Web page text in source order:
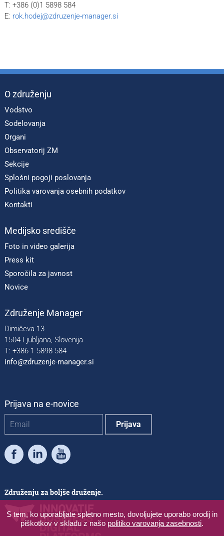
S tem, ko uporabljate spletno mesto, dovoljujete uporabo orodij in
piškotkov v skladu z našo politiko varovanja zasebnosti.
T: +386 (0)1 5898 584
E: rok.hodej@zdruzenje-manager.si
O združenju
Vodstvo
Sodelovanja
Organi
Observatorij ZM
Sekcije
Splošni pogoji poslovanja
Politika varovanja osebnih podatkov
Kontakti
Medijsko središče
Foto in video galerija
Press kit
Sporočila za javnost
Novice
Združenje Manager
Dimičeva 13
1504 Ljubljana, Slovenija
T: +386 1 5898 584
info@zdruzenje-manager.si
Prijava na e-novice
FacebookLinkedInYoutube